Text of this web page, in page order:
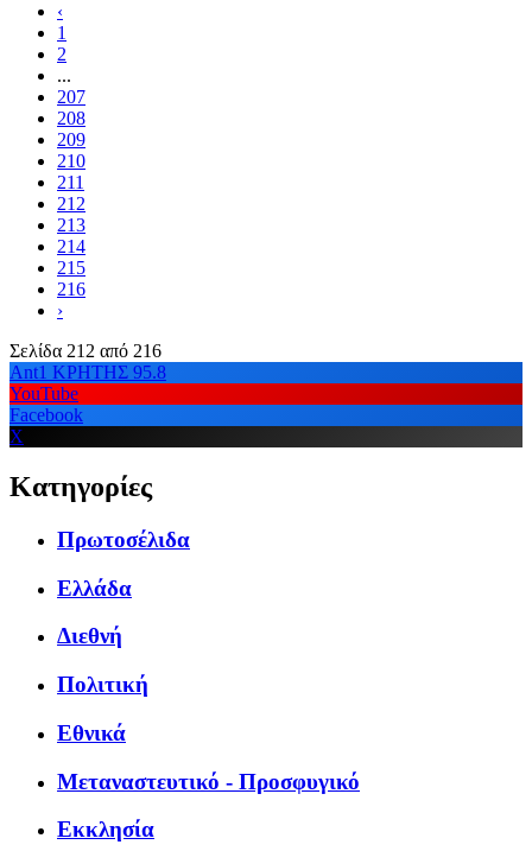
‹
1
2
...
207
208
209
210
211
212
213
214
215
216
›
Σελίδα 212 από 216
Ant1 ΚΡΗΤΗΣ 95.8
YouTube
Facebook
X
Κατηγορίες
Πρωτοσέλιδα
Ελλάδα
Διεθνή
Πολιτική
Εθνικά
Μεταναστευτικό - Προσφυγικό
Εκκλησία